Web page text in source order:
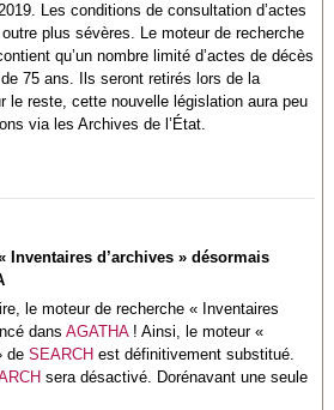
Les conditions de consultation d’actes
plus sévères. Le moteur de recherche
qu’un nombre limité d’actes de décès
75 ans. Ils seront retirés lors de la
le reste, cette nouvelle législation aura peu
via les Archives de l’État.
Inventaires d’archives » désormais
le moteur de recherche « Inventaires
dansAGATHA! Ainsi, le moteur «
deSEARCH est définitivement substitué.
sera désactivé. Dorénavant une seule